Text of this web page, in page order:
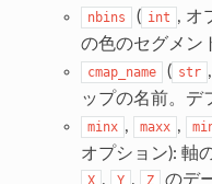
nbins ( int , オ
の色のセグメン
cmap_name ( str
ップの名前。デ
minx , maxx ,
オプション): 軸
X , Y , Z
のデ